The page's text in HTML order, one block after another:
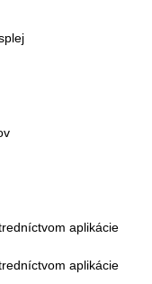
aplikácie
aplikácie